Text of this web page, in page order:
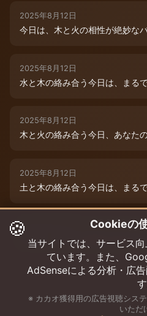
2025年8月12日
今日は、木と火の相性が絶妙な
2025年8月12日
水と木の絡み合う今日は、まる
2025年8月12日
木と火の絡み合う今日、あなた
2025年8月12日
土と木の絡み合う今日は、まる
2025年8月12日
今日は、水と木の微妙な絡み合
🍪 Cookieの
当サイトでは、サービス
ています。また、
AdSenseによる分析・広
す
※ カカオ獲得用の広告視聴シス
いただ